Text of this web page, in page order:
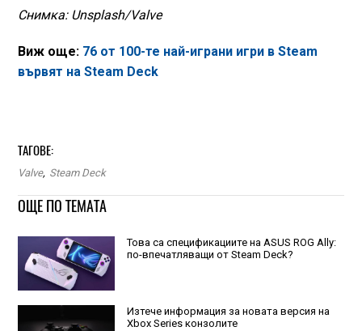
Снимка: Unsplash/Valve
Виж още: 76 от 100-те най-играни игри в Steam
вървят на Steam Deck
ТАГОВЕ:
Valve, Steam Deck
ОЩЕ ПО ТЕМАТА
Това са спецификациите на ASUS ROG Ally:
по-впечатляващи от Steam Deck?
Изтече информация за новата версия на
Xbox Series конзолите